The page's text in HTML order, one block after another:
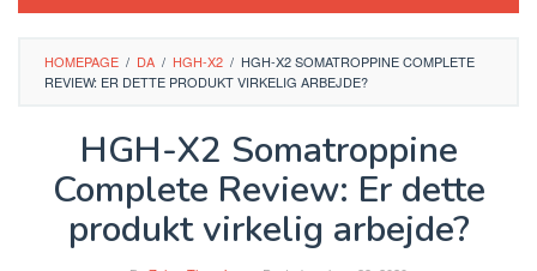
HOMEPAGE / DA / HGH-X2 / HGH-X2 SOMATROPPINE COMPLETE
REVIEW: ER DETTE PRODUKT VIRKELIG ARBEJDE?
HGH-X2 Somatroppine
Complete Review: Er dette
produkt virkelig arbejde?